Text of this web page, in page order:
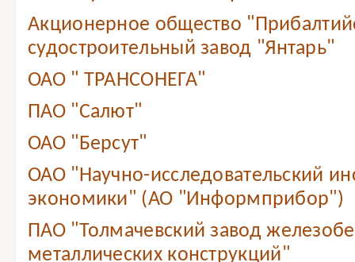
Акционерное общество
судостроительный завод "Янтарь"
ОАО " ТРАНСОНЕГА"
ПАО "Салют"
ОАО "Берсут"
ОАО "Научно-исследовательский
экономики" (АО "Информприбор")
ПАО "Толмачевский завод
металлических конструкций"